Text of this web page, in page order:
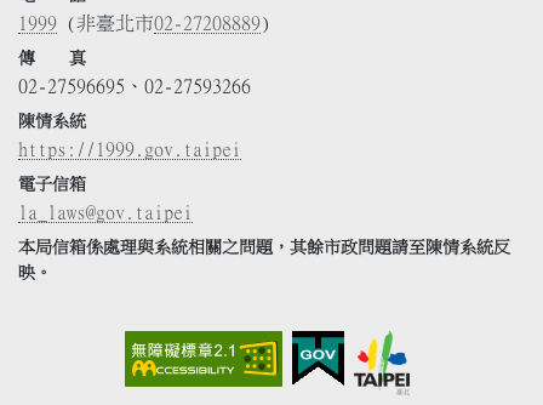
1999 (非臺北市02-27208889)
傳 真
02-27596695、02-27593266
陳情系統
https://1999.gov.taipei
電子信箱
la_laws@gov.taipei
本局信箱係處理與系統相關之問題，其餘市政問題請至陳情系統反
映。